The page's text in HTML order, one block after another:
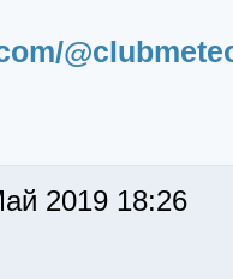
2019 18:26